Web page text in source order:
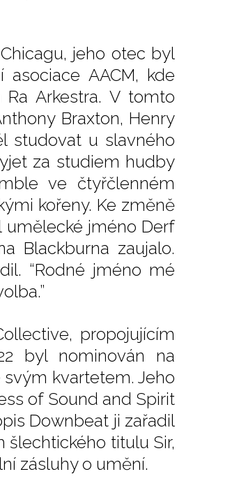
jeho otec byl
AACM, kde
Arkestra. V tomto
Braxton, Henry
studovat u slavného
za studiem hudby
ve čtyřčlenném
kořeny. Ke změně
umělecké jméno Derf
Blackburna zaujalo.
“Rodné jméno mé
propojujícím
byl nominován na
kvartetem. Jeho
of Sound and Spirit
Downbeat ji zařadil
šlechtického titulu Sir,
zásluhy o umění.